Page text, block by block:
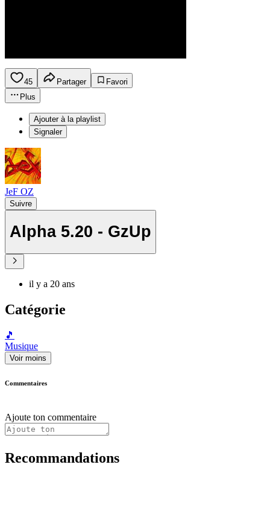
45 Partager
Favori
Plus
Ajouter à la playlist
Signaler
JeF OZ
Suivre
Alpha 5.20 - GzUp
il y a 20 ans
Catégorie
🎵
Musique
Voir moins
Commentaires
Ajoute ton commentaire
Recommandations